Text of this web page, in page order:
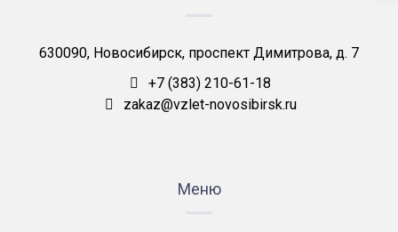
630090, Новосибирск, проспект Димитрова, д. 7
+7 (383) 210-61-18
zakaz@vzlet-novosibirsk.ru
Меню